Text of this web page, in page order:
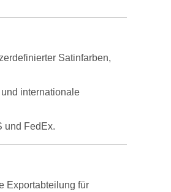
Satinfarben,
internationale
und FedEx.
Exportabteilung für